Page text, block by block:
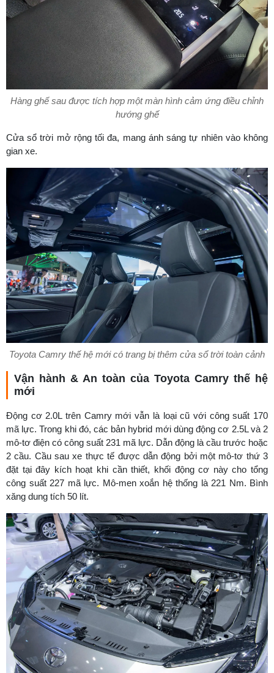
Hàng ghế sau được tích hợp một màn hình cảm ứng điều chỉnh
hướng ghế
Cửa sổ trời mở rộng tối đa, mang ánh sáng tự nhiên vào không
gian xe.
Toyota Camry thế hệ mới có trang bị thêm cửa sổ trời toàn cảnh
Vận hành & An toàn của Toyota Camry thế hệ
mới
Động cơ 2.0L trên Camry mới vẫn là loại cũ với công suất 170
mã lực. Trong khi đó, các bản hybrid mới dùng động cơ 2.5L và 2
mô-tơ điện có công suất 231 mã lực. Dẫn động là cầu trước hoặc
2 cầu. Cầu sau xe thực tế được dẫn động bởi một mô-tơ thứ 3
đặt tại đây kích hoạt khi cần thiết, khối động cơ này cho tổng
công suất 227 mã lực. Mô-men xoắn hệ thống là 221 Nm. Bình
xăng dung tích 50 lít.